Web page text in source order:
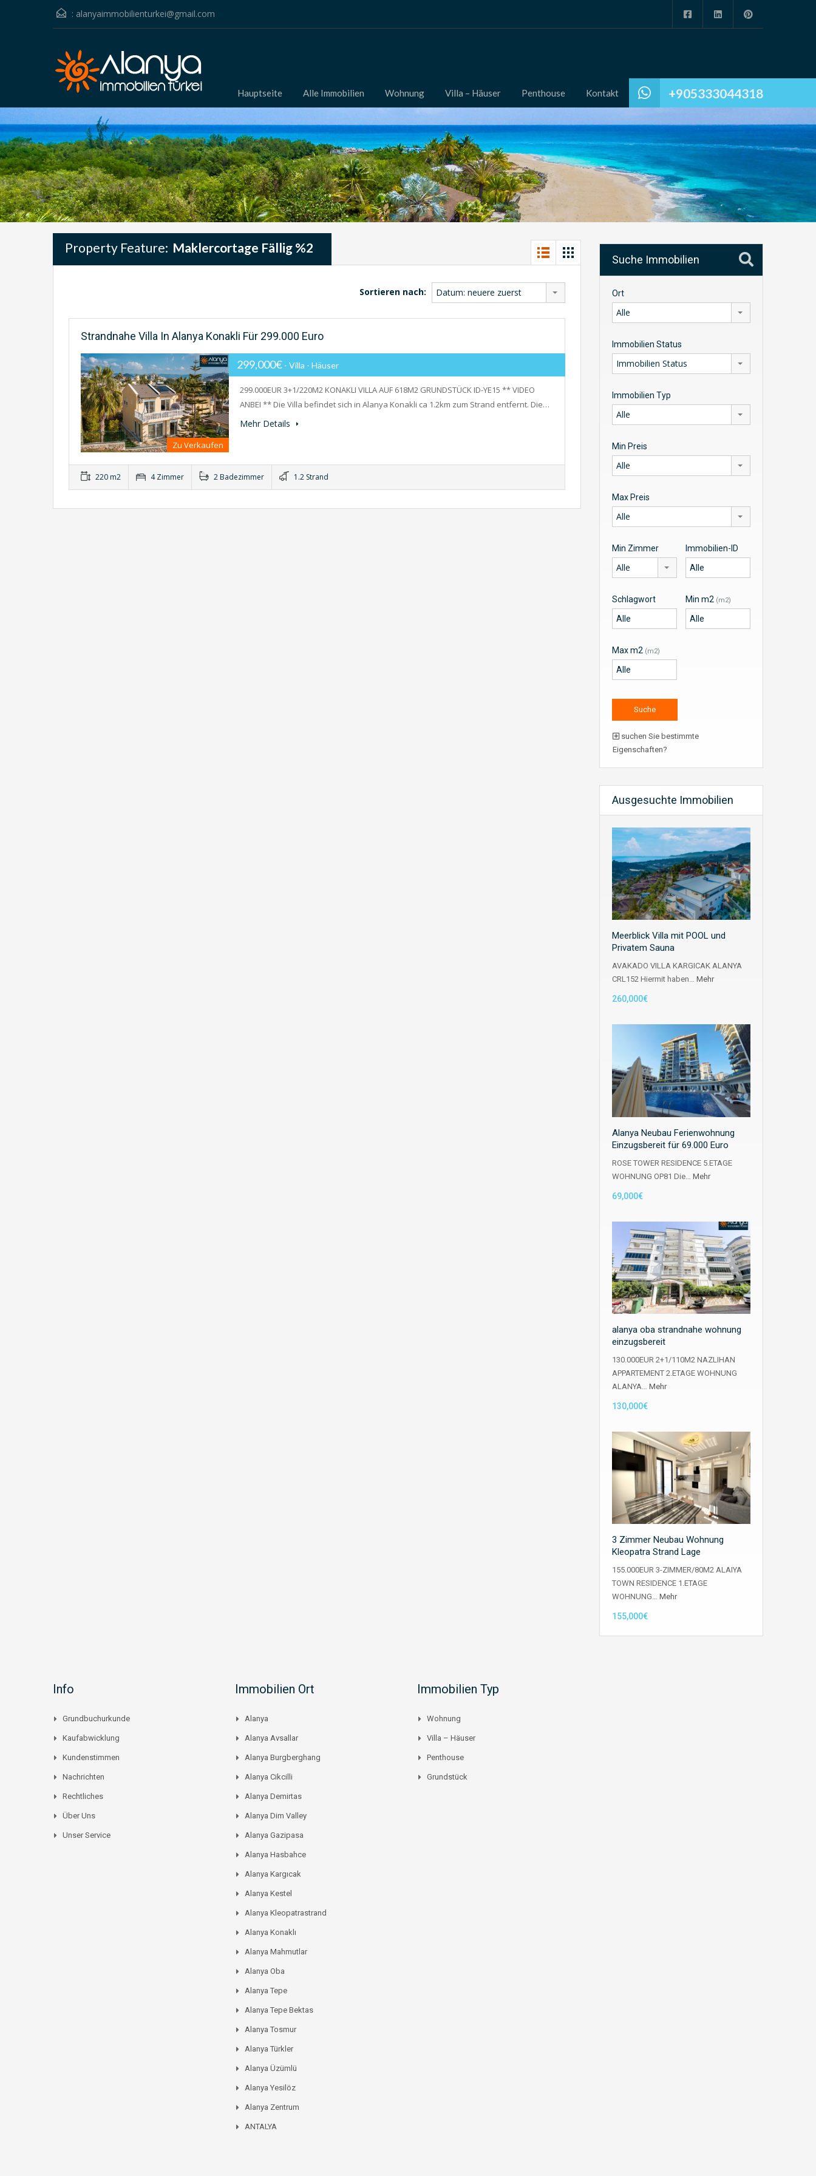
: alanyaimmobilienturkei@gmail.com
+905333044318
Hauptseite Alle Immobilien Wohnung Villa – Häuser Penthouse Kontakt
Property Feature: Maklercortage Fällig %2
Sortieren nach: Datum: neuere zuerst
Strandnahe Villa In Alanya Konakli Für 299.000 Euro
Zu Verkaufen
299,000€ - Villa - Häuser
299.000EUR 3+1/220M2 KONAKLI VILLA AUF 618M2 GRUNDSTÜCK ID-YE15 ** VIDEO
ANBEI ** Die Villa befindet sich in Alanya Konakli ca 1.2km zum Strand entfernt. Die…
Mehr Details
220 m2 4 Zimmer 2 Badezimmer 1.2 Strand
Suche Immobilien
Ort
Alle
Immobilien Status
Immobilien Status
Immobilien Typ
Alle
Min Preis
Alle
Max Preis
Alle
Min Zimmer
Alle
Immobilien-ID
Schlagwort Min m2 (m2)
Max m2 (m2)
suchen Sie bestimmte
Eigenschaften?
Ausgesuchte Immobilien
Meerblick Villa mit POOL und
Privatem Sauna
AVAKADO VILLA KARGICAK ALANYA
CRL152 Hiermit haben… Mehr
260,000€
Alanya Neubau Ferienwohnung
Einzugsbereit für 69.000 Euro
ROSE TOWER RESIDENCE 5.ETAGE
WOHNUNG OP81 Die… Mehr
69,000€
alanya oba strandnahe wohnung
einzugsbereit
130.000EUR 2+1/110M2 NAZLIHAN
APPARTEMENT 2.ETAGE WOHNUNG
ALANYA… Mehr
130,000€
3 Zimmer Neubau Wohnung
Kleopatra Strand Lage
155.000EUR 3-ZIMMER/80M2 ALAIYA
TOWN RESIDENCE 1.ETAGE
WOHNUNG… Mehr
155,000€
Info
Grundbuchurkunde
Kaufabwicklung
Kundenstimmen
Nachrichten
Rechtliches
Über Uns
Unser Service
Immobilien Ort
Alanya
Alanya Avsallar
Alanya Burgberghang
Alanya Cikcilli
Alanya Demirtas
Alanya Dim Valley
Alanya Gazipasa
Alanya Hasbahce
Alanya Kargıcak
Alanya Kestel
Alanya Kleopatrastrand
Alanya Konaklı
Alanya Mahmutlar
Alanya Oba
Alanya Tepe
Alanya Tepe Bektas
Alanya Tosmur
Alanya Türkler
Alanya Üzümlü
Alanya Yesilöz
Alanya Zentrum
ANTALYA
Immobilien Typ
Wohnung
Villa – Häuser
Penthouse
Grundstück